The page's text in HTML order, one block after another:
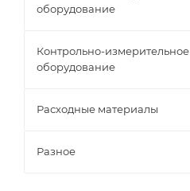
оборудование
Контрольно-измерительное
оборудование
Расходные материалы
Разное